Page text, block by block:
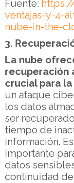
Fuente:
ventajas-y-4-
nube-in-the-
3.
La nube
recuperación
crucial para
un ataque
los datos
ser
tiempo de
información.
importante
datos
continuidad